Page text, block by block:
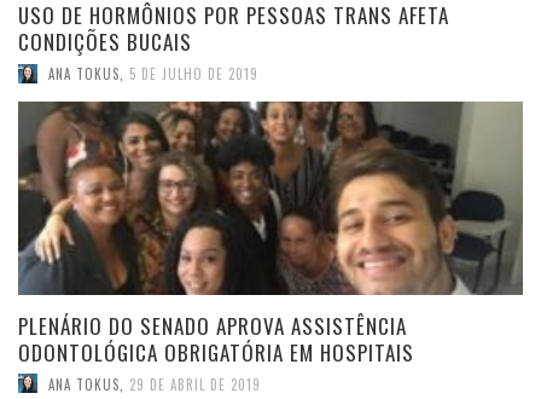
USO DE HORMÔNIOS POR PESSOAS TRANS AFETA
CONDIÇÕES BUCAIS
ANA TOKUS 5 DE JULHO DE 2019
PLENÁRIO DO SENADO APROVA ASSISTÊNCIA
ODONTOLÓGICA OBRIGATÓRIA EM HOSPITAIS
ANA TOKUS 29 DE ABRIL DE 2019